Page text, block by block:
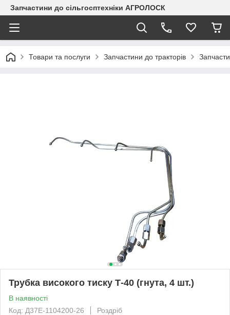
Запчастини до сільгосптехніки АГРОЛОСК
Товари та послуги Запчастини до тракторів
Трубка високого тиску Т-40 (гнута, 4 шт.)
В наявності
Код: Д37Е-1104200-26
Роздріб